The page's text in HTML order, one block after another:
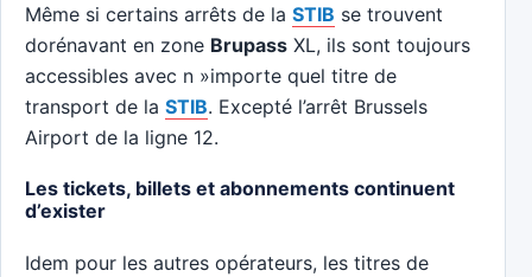
Même si certains arrêts de la STIB se trouvent
dorénavant en zone Brupass XL, ils sont toujours
accessibles avec n »importe quel titre de
transport de la STIB. Excepté l’arrêt Brussels
Airport de la ligne 12.
Les tickets, billets et abonnements continuent
d’exister
Idem pour les autres opérateurs, les titres de